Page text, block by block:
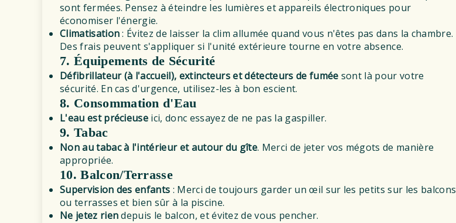
sont fermées. Pensez à éteindre les lumières et appareils électroniques pour
économiser l'énergie.
Climatisation: Évitez de laisser la clim allumée quand vous n'êtes pas dans la chambre.
Des frais peuvent s'appliquer si l'unité extérieure tourne en votre absence.
7. Équipements de Sécurité
Défibrillateur (à l'accueil), extincteurs et détecteurs de fumée sont là pour votre
sécurité. En cas d'urgence, utilisez-les à bon escient.
8. Consommation d'Eau
L'eau est précieuse ici, donc essayez de ne pas la gaspiller.
9. Tabac
Non au tabac à l'intérieur et autour du gîte. Merci de jeter vos mégots de manière
appropriée.
10. Balcon/Terrasse
Supervision des enfants : Merci de toujours garder un œil sur les petits sur les balcons
ou terrasses et bien sûr à la piscine.
Ne jetez riendepuis le balcon, et évitez de vous pencher.